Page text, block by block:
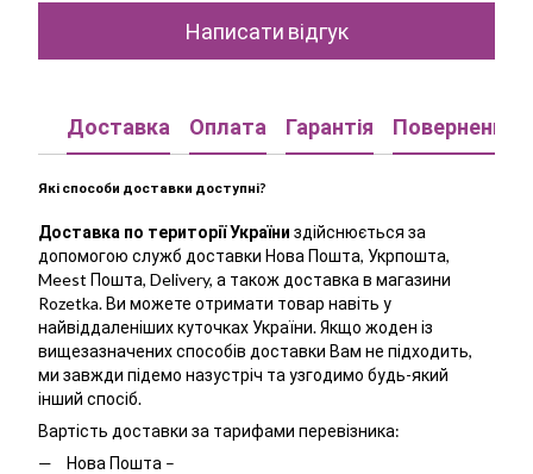
Написати відгук
Доставка Оплата Гарантія Повернення
Які способи доставки доступні?
Доставка по території України здійснюється за
допомогою служб доставки Нова Пошта, Укрпошта,
Meest Пошта, Delivery, а також доставка в магазини
Rozetka. Ви можете отримати товар навіть у
найвіддаленіших куточках України. Якщо жоден із
вищезазначених способів доставки Вам не підходить,
ми завжди підемо назустріч та узгодимо будь-який
інший спосіб.
Вартість доставки за тарифами перевізника:
Нова Пошта –